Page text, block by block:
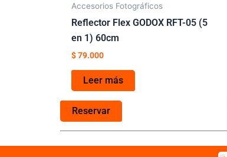
Accesorios Fotográficos
Reflector Flex GODOX RFT-05 (5
en 1) 60cm
$79.000
Leer más
Reservar